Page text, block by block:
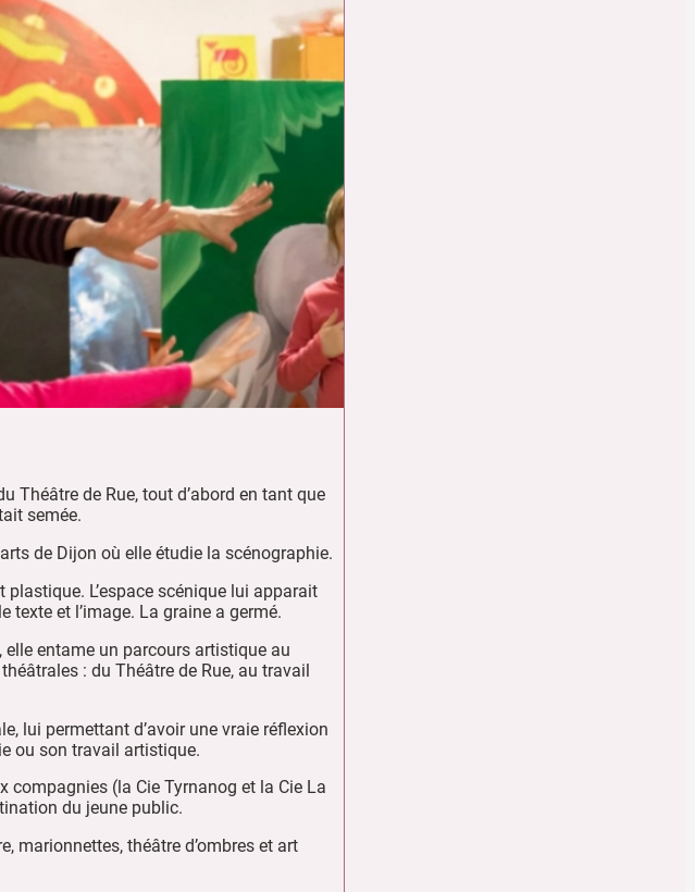
Théâtre de Rue, tout d’abord en tant que
semée.
de Dijon où elle étudie la scénographie.
plastique. L’espace scénique lui apparait
texte et l’image. La graine a germé.
elle entame un parcours artistique au
: du Théâtre de Rue, au travail
lui permettant d’avoir une vraie réflexion
ou son travail artistique.
(la Cie Tyrnanog et la Cie La
du jeune public.
marionnettes, théâtre d’ombres et art